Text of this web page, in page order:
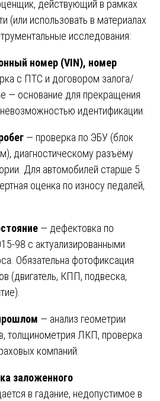
действующий в рамках
(или использовать в материалах
исследования:
номер (VIN), номер
с ПТС и договором залога/
— основание для прекращения
идентификации.
— проверка по ЭБУ (блок
диагностическому разъёму
Для автомобилей старше 5
оценка по износу педалей,
— дефектовка по
98 с актуализированными
Обязательна фотофиксация
(двигатель, КПП, подвеска,
— анализ геометрии
толщинометрия ЛКП, проверка
компаний.
заложенного
в гадание, недопустимое в